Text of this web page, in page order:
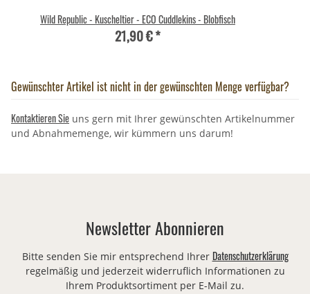
Wild Republic - Kuscheltier - ECO Cuddlekins - Blobfisch
21,90 €*
Gewünschter Artikel ist nicht in der gewünschten Menge verfügbar?
Kontaktieren Sie uns gern mit Ihrer gewünschten Artikelnummer
und Abnahmemenge, wir kümmern uns darum!
Newsletter Abonnieren
Bitte senden Sie mir entsprechend Ihrer Datenschutzerklärung
regelmäßig und jederzeit widerruflich Informationen zu
Ihrem Produktsortiment per E-Mail zu.